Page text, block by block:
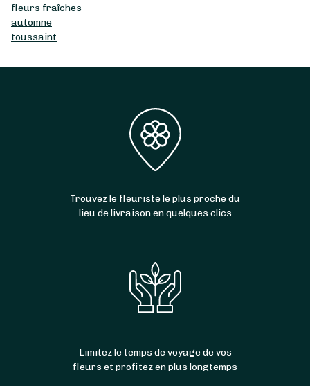
fleurs fraîches
automne
toussaint
Trouvez le fleuriste le plus proche du
lieu de livraison en quelques clics
Limitez le temps de voyage de vos
fleurs et profitez en plus longtemps